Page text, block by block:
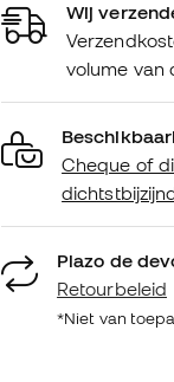
Wij
volume van
Cheque of
Plazo de
Retourbeleid
*Niet van